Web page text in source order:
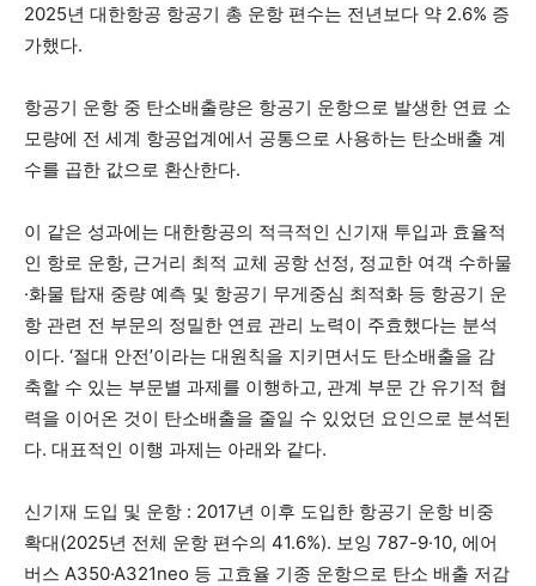
2025년 대한항공 항공기 총 운항 편수는 전년보다 약 2.6% 증
가했다.
항공기 운항 중 탄소배출량은 항공기 운항으로 발생한 연료 소
모량에 전 세계 항공업계에서 공통으로 사용하는 탄소배출 계
수를 곱한 값으로 환산한다.
이 같은 성과에는 대한항공의 적극적인 신기재 투입과 효율적
인 항로 운항, 근거리 최적 교체 공항 선정, 정교한 여객 수하물
·화물 탑재 중량 예측 및 항공기 무게중심 최적화 등 항공기 운
항 관련 전 부문의 정밀한 연료 관리 노력이 주효했다는 분석
이다. ‘절대 안전’이라는 대원칙을 지키면서도 탄소배출을 감
축할 수 있는 부문별 과제를 이행하고, 관계 부문 간 유기적 협
력을 이어온 것이 탄소배출을 줄일 수 있었던 요인으로 분석된
다. 대표적인 이행 과제는 아래와 같다.
신기재 도입 및 운항 : 2017년 이후 도입한 항공기 운항 비중
확대(2025년 전체 운항 편수의 41.6%). 보잉 787-9·10, 에어
버스 A350·A321neo 등 고효율 기종 운항으로 탄소 배출 저감